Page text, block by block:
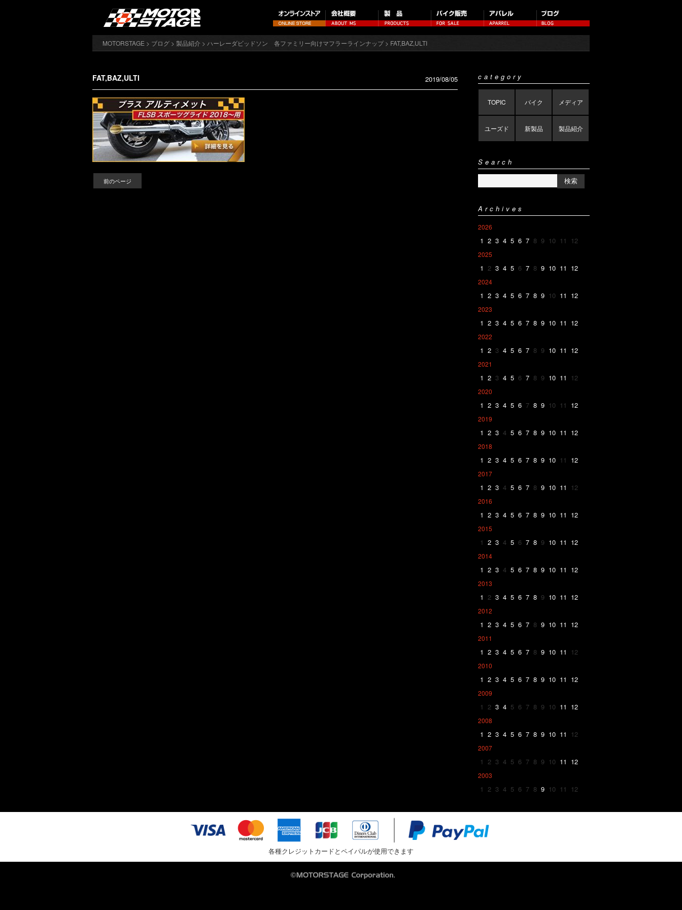
MOTORSTAGE > ブログ > 製品紹介 > ハーレーダビッドソン 各ファミリー向けマフラーラインナップ> FAT,BAZ,ULTI
FAT,BAZ,ULTI 2019/08/05
前のページ
category
TOPIC バイク メディア
ユーズド 新製品 製品紹介
Search
Archives
2026
1 2 3 4 5 6 7 8 9 10 11 12
2025
1 2 3 4 5 6 7 8 9 10 11 12
2024
1 2 3 4 5 6 7 8 9 10 11 12
2023
1 2 3 4 5 6 7 8 9 10 11 12
2022
1 2 3 4 5 6 7 8 9 10 11 12
2021
1 2 3 4 5 6 7 8 9 10 11 12
2020
1 2 3 4 5 6 7 8 9 10 11 12
2019
1 2 3 4 5 6 7 8 9 10 11 12
2018
1 2 3 4 5 6 7 8 9 10 11 12
2017
1 2 3 4 5 6 7 8 9 10 11 12
2016
1 2 3 4 5 6 7 8 9 10 11 12
2015
1 2 3 4 5 6 7 8 9 10 11 12
2014
1 2 3 4 5 6 7 8 9 10 11 12
2013
1 2 3 4 5 6 7 8 9 10 11 12
2012
1 2 3 4 5 6 7 8 9 10 11 12
2011
1 2 3 4 5 6 7 8 9 10 11 12
2010
1 2 3 4 5 6 7 8 9 10 11 12
2009
1 2 3 4 5 6 7 8 9 10 11 12
2008
1 2 3 4 5 6 7 8 9 10 11 12
2007
1 2 3 4 5 6 7 8 9 10 11 12
2003
1 2 3 4 5 6 7 8 9 10 11 12
各種クレジットカードとペイパルが使用できます